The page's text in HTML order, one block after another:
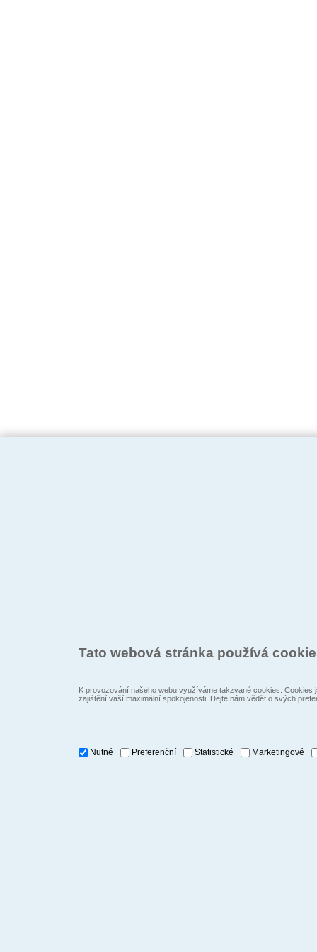
Tato webová stránka používá
K provozování našeho webu využíváme takzvané cookies.
zajištění vaší maximální spokojenosti. Dejte nám vědět o svých
Nutné Preferenční Statistické Marketingové